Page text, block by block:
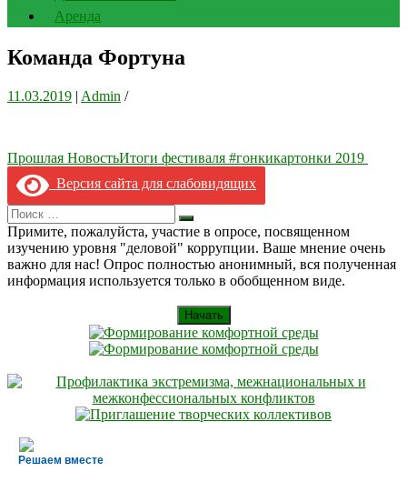
Аренда
Команда Фортуна
11.03.2019 | Admin /
Навигация
по
записям
Прошлая НовостьИтоги фестиваля #гонкикартонки 2019
Версия сайта для слабовидящих
Search
for:
Искать
Примите, пожалуйста, участие в опросе, посвященном
изучению уровня "деловой" коррупции. Ваше мнение очень
важно для нас! Опрос полностью анонимный, вся полученная
информация используется только в обобщенном виде.
Начать
Решаем вместе